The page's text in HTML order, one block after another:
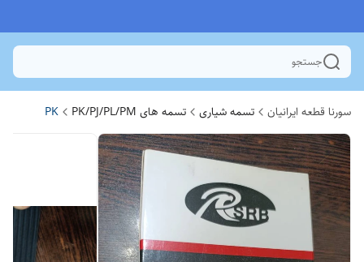
جستجو
سورنا قطعه ایرانیان تسمه شیاری تسمه های PK/PJ/PL/PM PK